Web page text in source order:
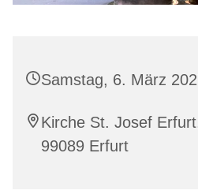
Samstag, 6. März
Kirche St. Josef
99089 Erfurt